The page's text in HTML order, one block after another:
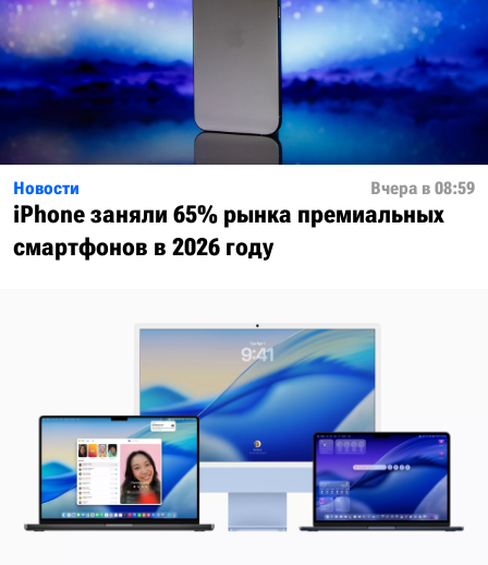
Новости Вчера в 08:59
iPhone заняли 65% рынка премиальных
смартфонов в 2026 году